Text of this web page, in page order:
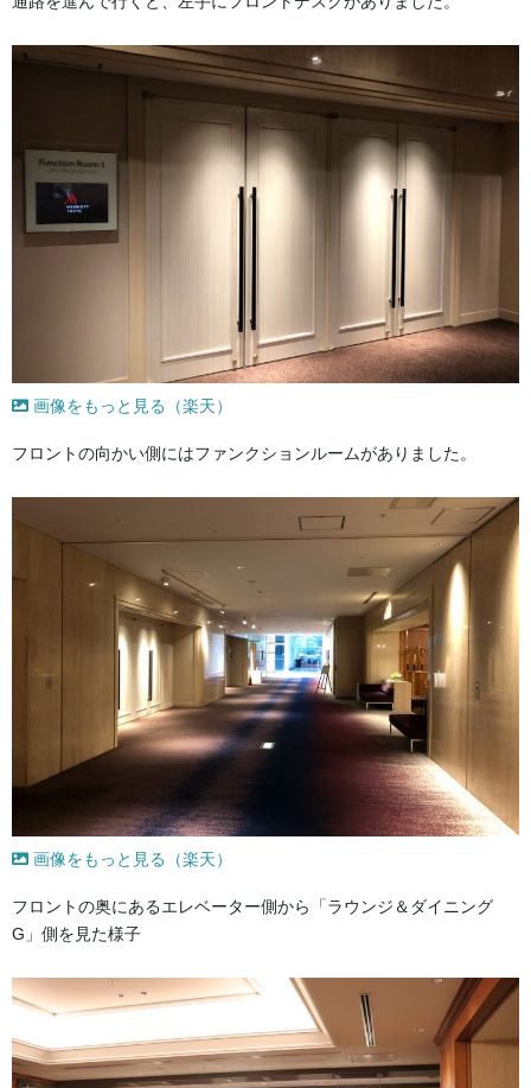
画像をもっと見る（楽天）
フロントの向かい側にはファンクションルームがありました。
画像をもっと見る（楽天）
フロントの奥にあるエレベーター側から「ラウンジ＆ダイニング
G」側を見た様子